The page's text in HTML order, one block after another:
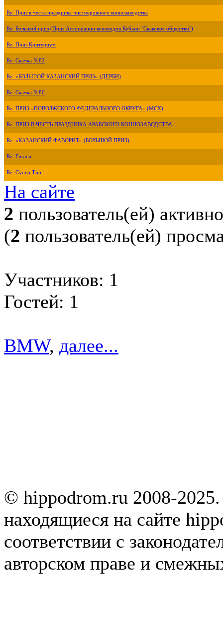
Re: Приз в честь праздника чистокровного коннозаводства
Re: Большой приз (Приз Ассоциации коневодов Кубани "Скаковое общество")
Re: Приз Критериум
Re: Скачка №82
Re: «БОЛЬШОЙ КАЗАНСКИЙ ПРИЗ» (ДЕРБИ)
Re: Скачка №80
Re: ПРИЗ «ПОВОЛЖСКОГО ФЕДЕРАЛЬНОГО ОКРУГА» (МСХ)
Re: ПРИЗ В ЧЕСТЬ ПРАЗДНИКА АРАБСКОГО КОННОЗАВОДСТВА
Re: «КАЗАНСКИЙ ФАВОРИТ» (БОЛЬШОЙ ПРИЗ)
Re: Гизана
Re: Супер Тип
На сайте
2 пользователь(ей) активно
(2 пользователь(ей)
Участников: 1
Гостей: 1
BMW, далее...
© hippodrom.ru 2008-
находящиеся на сайте
соответствии с
авторском праве и